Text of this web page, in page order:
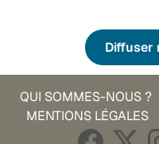
Diffuser
QUI SOMMES-NOUS ?
MENTIONS LÉGALES